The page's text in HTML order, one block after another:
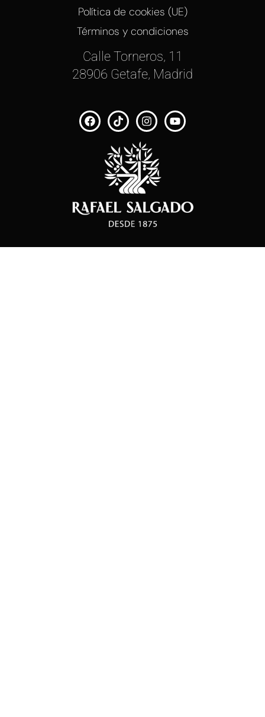
Calle Torneros, 11
28906 Getafe, Madrid
Política de cookies (UE)
Términos y condiciones